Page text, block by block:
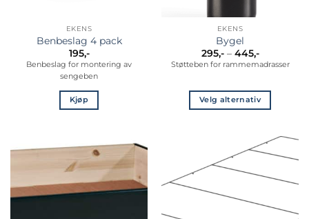
EKENS
Benbeslag 4 pack
195,-
Benbeslag for montering av
sengeben
Kjøp
EKENS
Bygel
295,- – 445,-
295,-
til
Støtteben for rammemadrasser
Velg alternativ
flere
varianter.
kan